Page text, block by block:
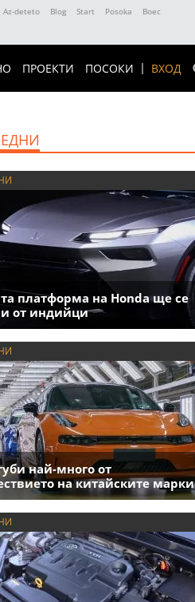
Az-deteto Blog Start Posoka
Boec
ВХОД
ПРОЕКТИ ПОСОКИ
платформа на Honda ще се
от индийци
най-много от
на китайските марки